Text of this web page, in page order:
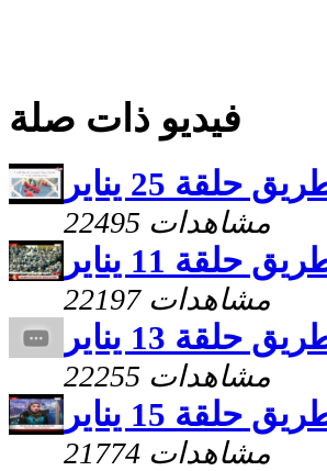
فيديو ذات صلة
25 يناير
22495 مشاهدات
11 يناير
22197 مشاهدات
13 يناير
22255 مشاهدات
15 يناير
21774 مشاهدات